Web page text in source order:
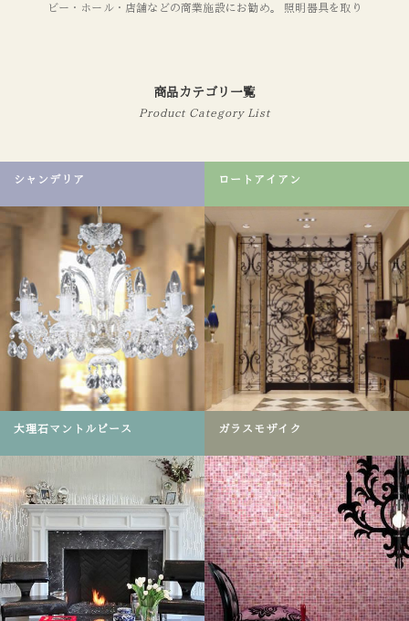
ビー・ホール・店舗などの商業施設にお勧め。 照明器具を取り
商品カテゴリ一覧
Product Category List
シャンデリア ロートアイアン
大理石マントルピース ガラスモザイク